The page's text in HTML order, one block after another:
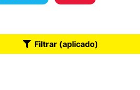
Filtrar (aplicado)